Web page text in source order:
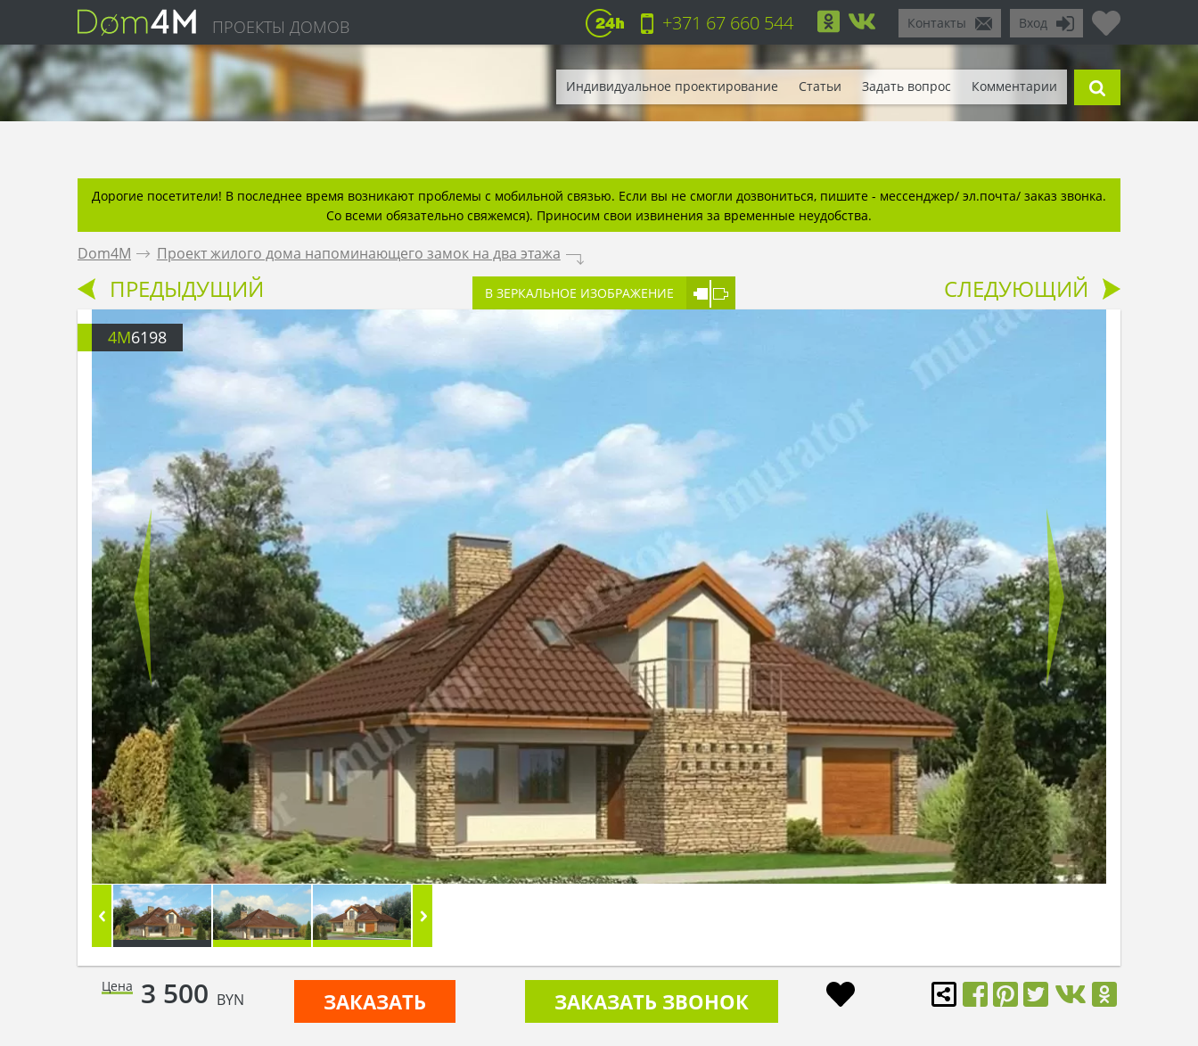
ПРОЕКТЫ ДОМОВ Вход
Контакты
+371 67 660 544
Индивидуальное проектирование Статьи Задать вопрос Комментарии
Дорогие посетители! В последнее время возникают проблемы с мобильной связью. Если вы не смогли дозвониться, пишите - мессенджер/ эл.почта/ заказ звонка.
Со всеми обязательно свяжемся). Приносим свои извинения за временные неудобства.
Dom4M . Проект жилого дома напоминающего замок на два этажа .
ПРЕДЫДУЩИЙ В ЗЕРКАЛЬНОЕ ИЗОБРАЖЕНИЕ СЛЕДУЮЩИЙ
4M6198
Цена 3 500 BYN ЗАКАЗАТЬ ЗАКАЗАТЬ ЗВОНОК